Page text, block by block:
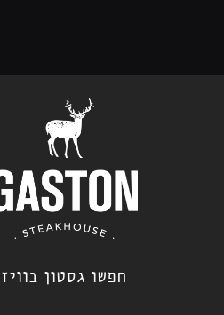
חפשו גסטון בוויז